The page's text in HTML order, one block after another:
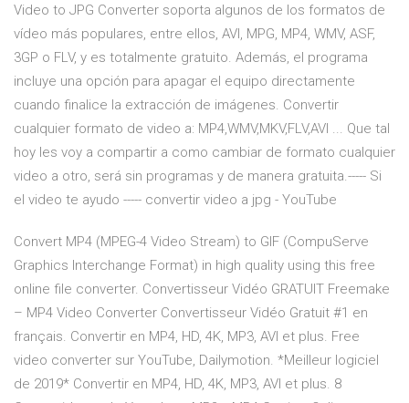
Video to JPG Converter soporta algunos de los formatos de
vídeo más populares, entre ellos, AVI, MPG, MP4, WMV, ASF,
3GP o FLV, y es totalmente gratuito. Además, el programa
incluye una opción para apagar el equipo directamente
cuando finalice la extracción de imágenes. Convertir
cualquier formato de video a: MP4,WMV,MKV,FLV,AVI ... Que tal
hoy les voy a compartir a como cambiar de formato cualquier
video a otro, será sin programas y de manera gratuita.----- Si
el video te ayudo ----- convertir video a jpg - YouTube
Convert MP4 (MPEG-4 Video Stream) to GIF (CompuServe
Graphics Interchange Format) in high quality using this free
online file converter. Convertisseur Vidéo GRATUIT Freemake
– MP4 Video Converter Convertisseur Vidéo Gratuit #1 en
français. Convertir en MP4, HD, 4K, MP3, AVI et plus. Free
video converter sur YouTube, Dailymotion. *Meilleur logiciel
de 2019* Convertir en MP4, HD, 4K, MP3, AVI et plus. 8